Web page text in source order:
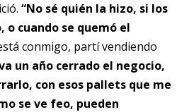
“No sé quién la hizo, si los
cuando se quemó el
conmigo, partí vendiendo
un año cerrado el negocio,
con esos pallets que me
se ve feo, pueden